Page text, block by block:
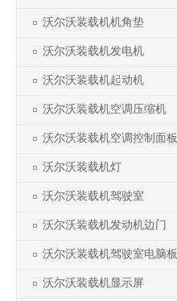
沃尔沃装载机机角垫
沃尔沃装载机发电机
沃尔沃装载机起动机
沃尔沃装载机空调压缩机
沃尔沃装载机空调控制面板
沃尔沃装载机灯
沃尔沃装载机驾驶室
沃尔沃装载机发动机边门
沃尔沃装载机驾驶室电脑板
沃尔沃装载机显示屏